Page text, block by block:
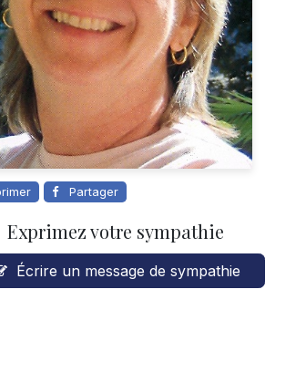
Partager
Exprimez votre sympathie
Écrire un message de sympathie